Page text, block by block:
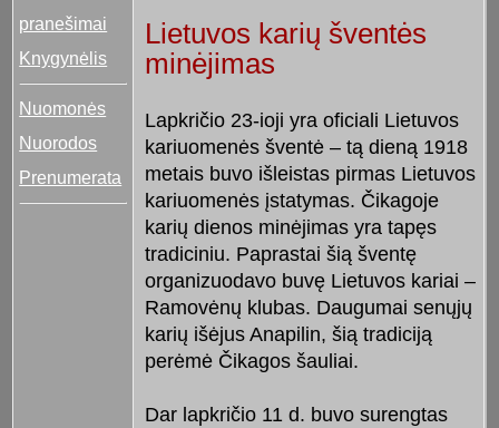
pranešimai
Knygynėlis
Nuomonės
Nuorodos
Prenumerata
Lietuvos karių šventės
minėjimas
Lapkričio 23-ioji yra oficiali Lietuvos
kariuomenės šventė – tą dieną 1918
metais buvo išleistas pirmas Lietuvos
kariuomenės įstatymas. Čikagoje
karių dienos minėjimas yra tapęs
tradiciniu. Paprastai šią šventę
organizuodavo buvę Lietuvos kariai –
Ramovėnų klubas. Daugumai senųjų
karių išėjus Anapilin, šią tradiciją
perėmė Čikagos šauliai.
Dar lapkričio 11 d. buvo surengtas